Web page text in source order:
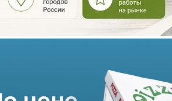
Гастрономический проект
порядка 5 тыс кв. метров работает в
лет. Он включает в себя как рестораны и
торговую галерею (свыше 80 коронеров
Использование материалов портала
ссылки на https://shopandmall.ru